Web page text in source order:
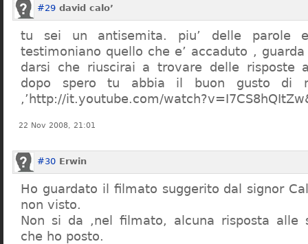
#29 david calo’
tu sei un antisemita. piu’ delle parole
testimoniano quello che e’ accaduto , guarda
darsi che riuscirai a trovare delle risposte
dopo spero tu abbia il buon gusto di
,’http://it.youtube.com/
22 Nov 2008, 21:01
#30 Erwin
Ho guardato il filmato suggerito dal signor
non visto.
Non si da ,nel filmato, alcuna risposta alle
che ho posto.